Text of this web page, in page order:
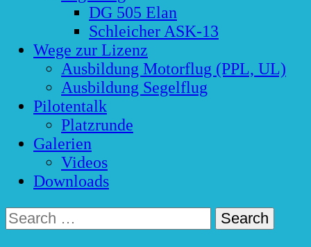
DG 505 Elan
Schleicher ASK-13
Wege zur Lizenz
Ausbildung Motorflug (PPL, UL)
Ausbildung Segelflug
Pilotentalk
Platzrunde
Galerien
Videos
Downloads
Search
for: